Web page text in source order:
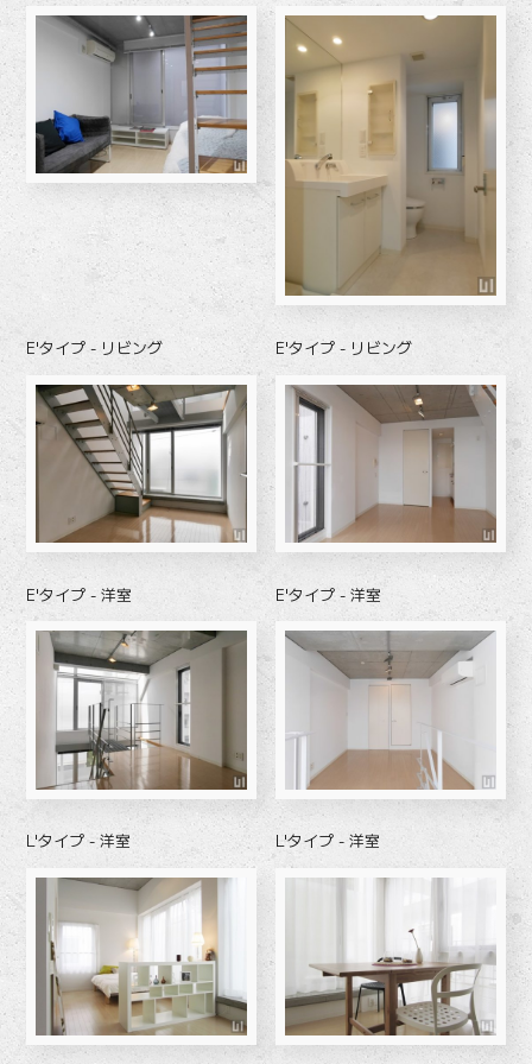
E'タイプ - リビング E'タイプ - リビング
E'タイプ - 洋室 E'タイプ - 洋室
L'タイプ - 洋室 L'タイプ - 洋室